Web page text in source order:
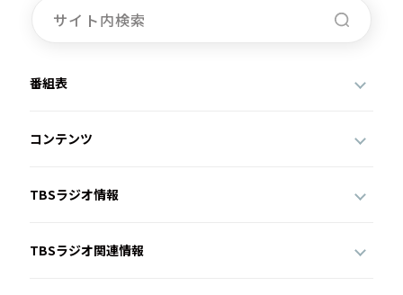
番組表
コンテンツ
TBSラジオ情報
TBSラジオ関連情報